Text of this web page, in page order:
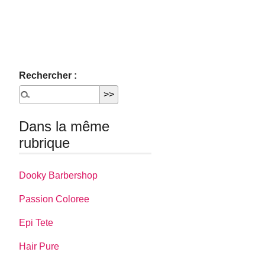
Rechercher :
Dans la même
rubrique
Dooky Barbershop
Passion Coloree
Epi Tete
Hair Pure